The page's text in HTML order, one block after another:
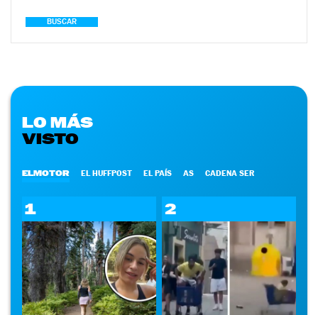
BUSCAR
LO MÁS
VISTO
ELMOTOR EL HUFFPOST EL PAÍS AS CADENA SER
1 2